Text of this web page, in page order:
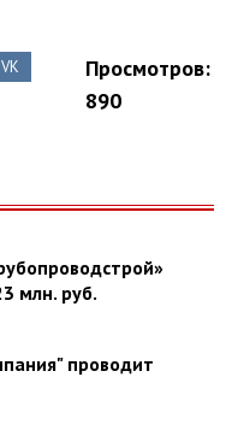
Просмотров:
890
млн. руб.
проводит